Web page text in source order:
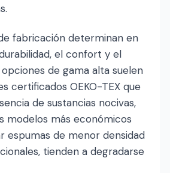
fabricación determinan en
el confort y el
de gama alta suelen
certificados OEKO-TEX que
de sustancias nocivas,
modelos más económicos
espumas de menor densidad
tienden a degradarse